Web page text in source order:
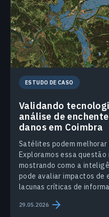
ESTUDO DE CASO
Validando
análise de
danos em Coimbra
Satélites podem
Exploramos essa
mostrando como a
pode avaliar impactos de
lacunas críticas de
29.05.2026